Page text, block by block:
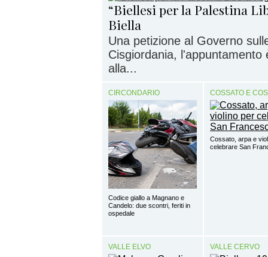
“Biellesi per la Palestina
Biella
Una petizione al Governo
Cisgiordania, l'appuntamento
alla...
CIRCONDARIO
Codice giallo a Magnano e
Candelo: due scontri, feriti in
ospedale
COSSATO E
Cossato, arpa e
celebrare San
VALLE ELVO VALLE CERVO